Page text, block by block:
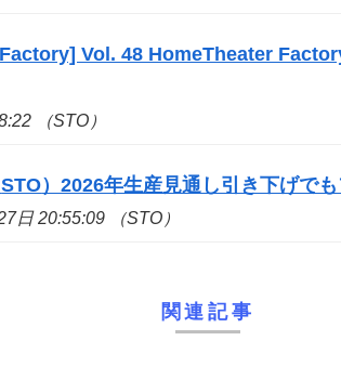
Vol. 48 HomeTheater
（STO）
STO）2026年生産見通し引き下げで
日 20:55:09 （STO）
関連記事